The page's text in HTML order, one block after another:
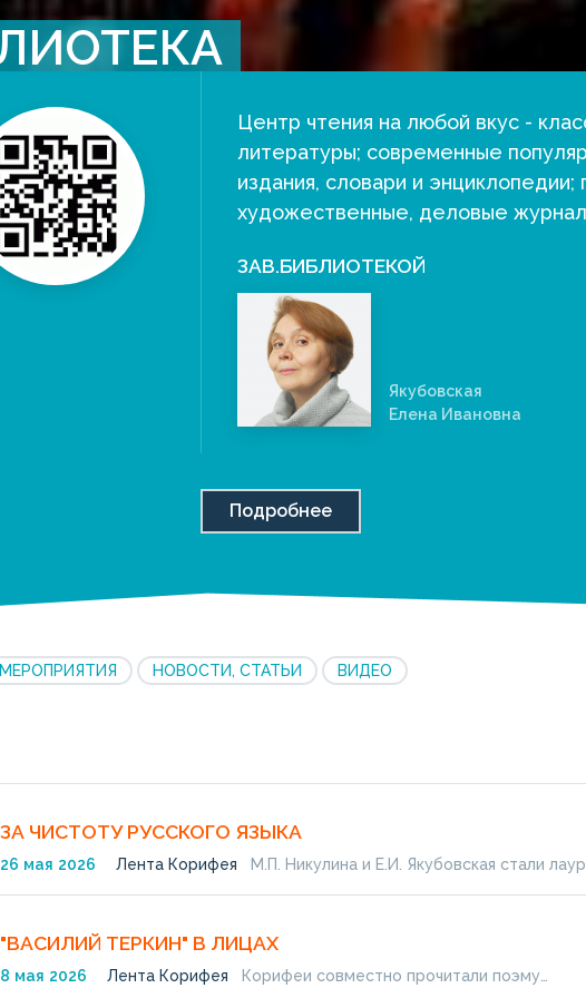
Центр чтения на любой вкус -
литературы; современные
издания, словари и
художественные, деловые
ЗАВ.БИБЛИОТЕКОЙ
Якубовская
Елена Ивановна
Подробнее
МЕРОПРИЯТИЯ НОВОСТИ, СТАТЬИ ВИДЕО
ЗА ЧИСТОТУ РУССКОГО ЯЗЫКА
26 мая 2026 Лента Корифея М.П. Никулина и Е.И. Якубовская стали
"ВАСИЛИЙ ТЕРКИН" В ЛИЦАХ
8 мая 2026 Лента Корифея Корифеи совместно прочитали поэму…